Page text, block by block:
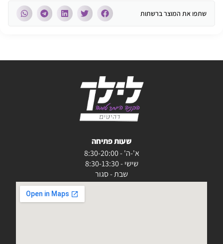
שתפו את המוצר ברשתות
שעות פתיחה
א'-ה' - 8:30-20:00
שישי - 8:30-13:30
שבת - סגור